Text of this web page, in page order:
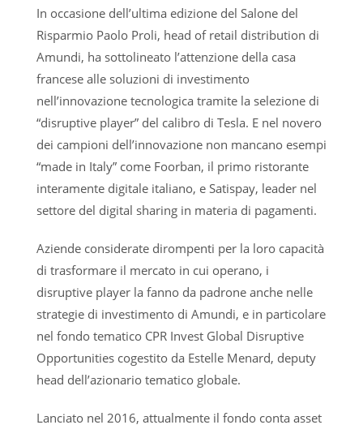
In occasione dell’ultima edizione del Salone del
Risparmio Paolo Proli, head of retail distribution di
Amundi, ha sottolineato l’attenzione della casa
francese alle soluzioni di investimento
nell’innovazione tecnologica tramite la selezione di
“disruptive player” del calibro di Tesla. E nel novero
dei campioni dell’innovazione non mancano esempi
“made in Italy” come Foorban, il primo ristorante
interamente digitale italiano, e Satispay, leader nel
settore del digital sharing in materia di pagamenti.
Aziende considerate dirompenti per la loro capacità
di trasformare il mercato in cui operano, i
disruptive player la fanno da padrone anche nelle
strategie di investimento di Amundi, e in particolare
nel fondo tematico CPR Invest Global Disruptive
Opportunities cogestito da Estelle Menard, deputy
head dell’azionario tematico globale.
Lanciato nel 2016, attualmente il fondo conta asset